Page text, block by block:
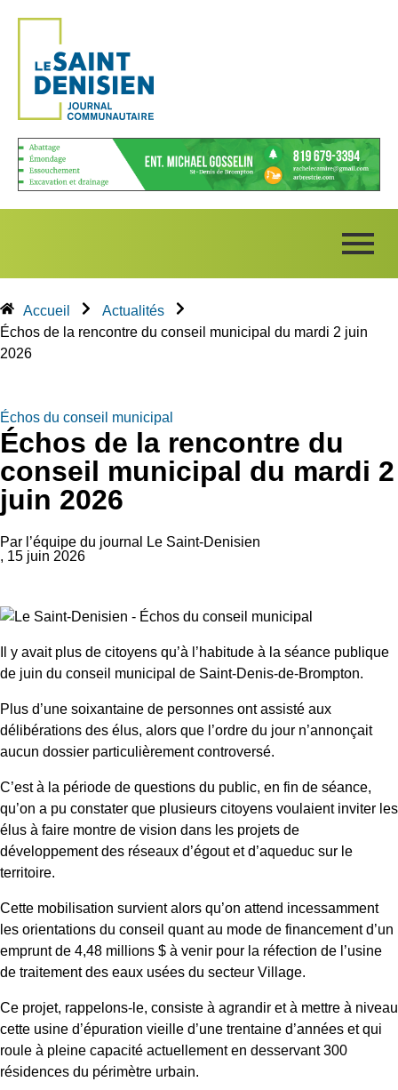
Accueil
Actualités
Échos de la rencontre du conseil municipal du mardi 2 juin
2026
Échos du conseil municipal
Échos de la rencontre du
conseil municipal du mardi 2
juin 2026
Par l’équipe du journal Le Saint-Denisien
, 15 juin 2026
Il y avait plus de citoyens qu’à l’habitude à la séance publique
de juin du conseil municipal de Saint-Denis-de-Brompton.
Plus d’une soixantaine de personnes ont assisté aux
délibérations des élus, alors que l’ordre du jour n’annonçait
aucun dossier particulièrement controversé.
C’est à la période de questions du public, en fin de séance,
qu’on a pu constater que plusieurs citoyens voulaient inviter les
élus à faire montre de vision dans les projets de
développement des réseaux d’égout et d’aqueduc sur le
territoire.
Cette mobilisation survient alors qu’on attend incessamment
les orientations du conseil quant au mode de financement d’un
emprunt de 4,48 millions $ à venir pour la réfection de l’usine
de traitement des eaux usées du secteur Village.
Ce projet, rappelons-le, consiste à agrandir et à mettre à niveau
cette usine d’épuration vieille d’une trentaine d’années et qui
roule à pleine capacité actuellement en desservant 300
résidences du périmètre urbain.